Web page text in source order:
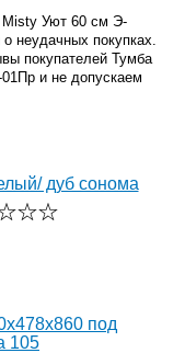
Misty Уют 60 см Э-
неудачных покупках.
покупателей Тумба
и не допускаем
дуб сонома
под
105